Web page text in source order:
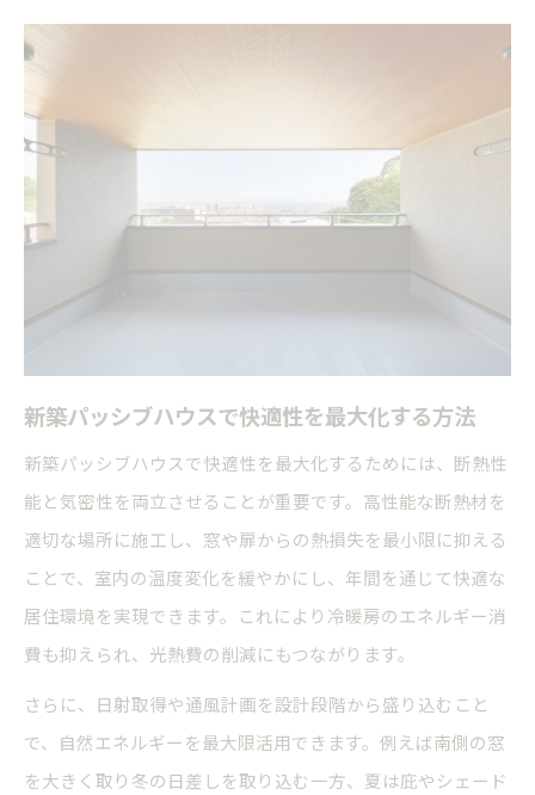
新築パッシブハウスで快適性を最大化する方法
新築パッシブハウスで快適性を最大化するためには、断熱性
能と気密性を両立させることが重要です。高性能な断熱材を
適切な場所に施工し、窓や扉からの熱損失を最小限に抑える
ことで、室内の温度変化を緩やかにし、年間を通じて快適な
居住環境を実現できます。これにより冷暖房のエネルギー消
費も抑えられ、光熱費の削減にもつながります。
さらに、日射取得や通風計画を設計段階から盛り込むこと
で、自然エネルギーを最大限活用できます。例えば南側の窓
を大きく取り冬の日差しを取り込む一方、夏は庇やシェード